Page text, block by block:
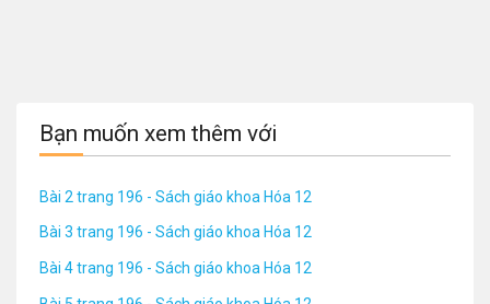
Bạn muốn xem thêm với
Bài 2 trang 196 - Sách giáo khoa Hóa 12
Bài 3 trang 196 - Sách giáo khoa Hóa 12
Bài 4 trang 196 - Sách giáo khoa Hóa 12